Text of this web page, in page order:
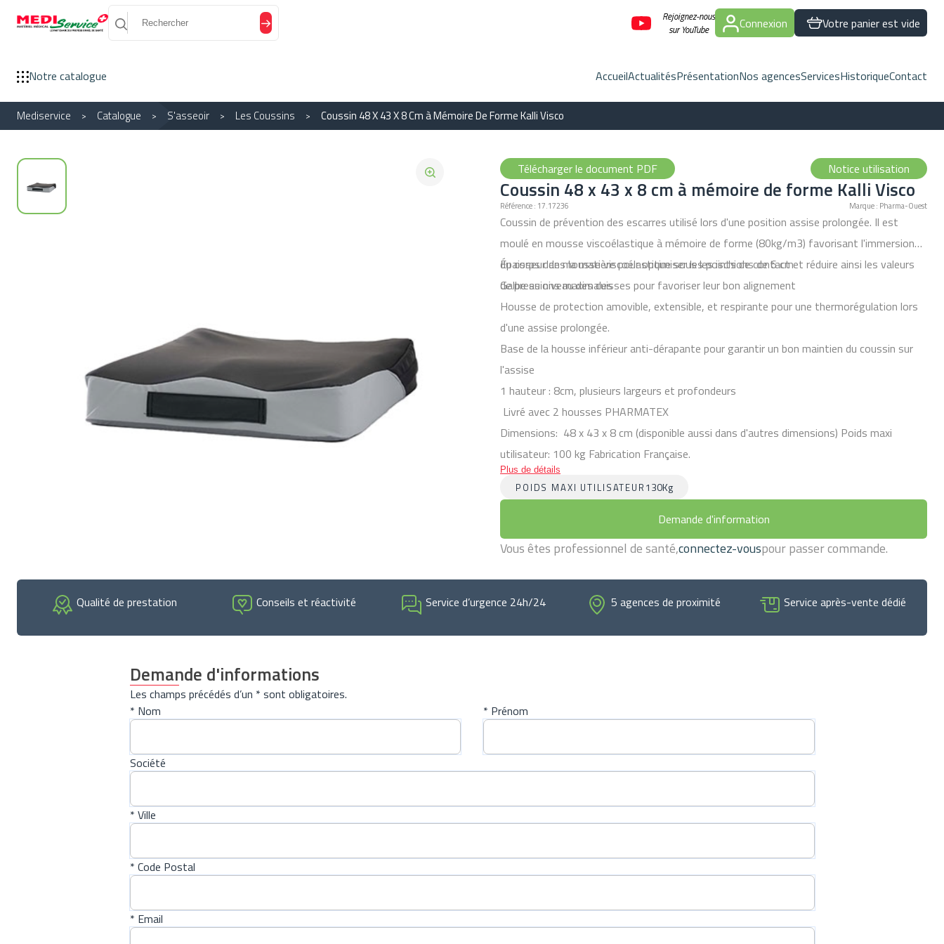
Rejoignez-nous
sur YouTube
Connexion Votre panier est vide
Notre catalogue AccueilActualitésPrésentationNos agencesServicesHistoriqueContact
Mediservice Catalogue S'asseoir Les Coussins Coussin 48 X 43 X 8 Cm à Mémoire De Forme Kalli Visco
Télécharger le document PDF Notice utilisation
Coussin 48 x 43 x 8 cm à mémoire de forme Kalli Visco
Référence : 17.17236 Marque : Pharma-Ouest
Coussin de prévention des escarres utilisé lors d'une position assise prolongée. Il est
moulé en mousse viscoélastique à mémoire de forme (80kg/m3) favorisant l'immersion
du corps dans la matière pour optimiser les points de contact et réduire ainsi les valeurs
de pressions maximales
Épaisseur de mousse viscoélastique sous les ischions de 6 cm
Galbe au niveau des cuisses pour favoriser leur bon alignement
Housse de protection amovible, extensible, et respirante pour une thermorégulation lors
d'une assise prolongée.
Base de la housse inférieur anti-dérapante pour garantir un bon maintien du coussin sur
l'assise
1 hauteur : 8cm, plusieurs largeurs et profondeurs
Livré avec 2 housses PHARMATEX
Dimensions: 48 x 43 x 8 cm (disponible aussi dans d'autres dimensions) Poids maxi
utilisateur: 100 kg Fabrication Française.
Plus de détails
POIDS MAXI UTILISATEUR 130Kg
Demande d'information
Vous êtes professionnel de santé,connectez-vouspour passer commande.
Qualité de prestation Conseils et réactivité Service d’urgence 24h/24 5 agences de proximité Service après-vente dédié
Demande d'informations
Les champs précédés d’un * sont obligatoires.
* Nom
* Prénom
Société
* Ville
* Code Postal
* Email
Panneau de gestion des cookies